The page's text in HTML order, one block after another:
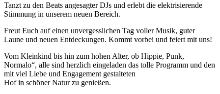
Tanzt zu den Beats angesagter DJs und erlebt die elektrisierende
Stimmung in unserem neuen Bereich.
Freut Euch auf einen unvergesslichen Tag voller Musik, guter
Laune und neuen Entdeckungen. Kommt vorbei und feiert mit uns!
Vom Kleinkind bis hin zum hohen Alter, ob Hippie, Punk,
Normalo“, alle sind herzlich eingeladen das tolle Programm und den
mit viel Liebe und Engagement gestalteten
Hof in schöner Natur zu genießen.